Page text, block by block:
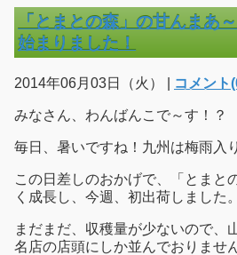
「とまとの森」の甘んまあ
始まりました！
2014年06月03日（火） | コメント
みなさん、わんばんこで～す！？
毎日、暑いですね！九州は梅雨入
この日差しのおかげで、「とまと
く成長し、今週、初出荷しました。
まだまだ、収穫量が少ないので、
名店の店頭にしか並んでおりません